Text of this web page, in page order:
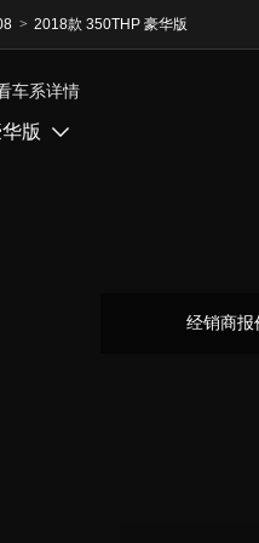
> 2018款 350THP 豪华版
车系详情
版
经销商报